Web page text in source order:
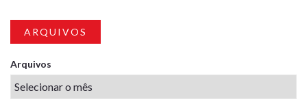
ARQUIVOS
Arquivos